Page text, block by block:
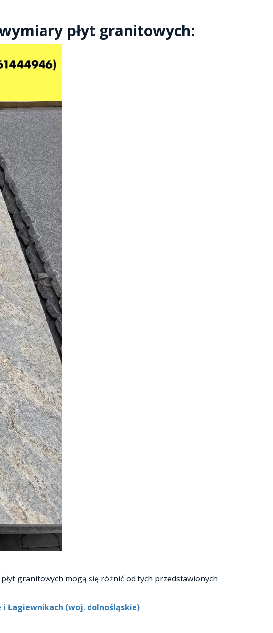
płyt granitowych:
granitowych mogą się różnić od tych przedstawionych
i Łagiewnikach (woj. dolnośląskie)